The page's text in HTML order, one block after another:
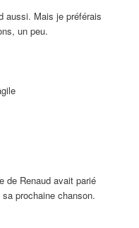
aussi. Mais je préférais
un peu.
de Renaud avait parié
prochaine chanson.